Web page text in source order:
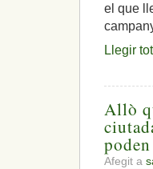
el que
Llegir
Allò
Afegit a